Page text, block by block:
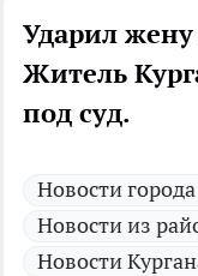
Ударил
Житель
под суд.
Новости
Новости из
Новости